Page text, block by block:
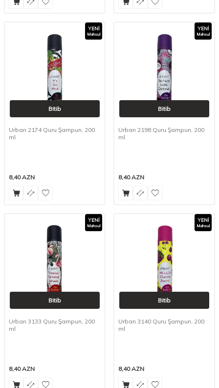
YENI
Məhsul
Bitib
Urban 2174 Quru Şampun, 200
ml
8,40AZN
YENI
Məhsul
Bitib
Urban 2198 Quru Şampun, 200
ml
8,40AZN
YENI
Məhsul
Bitib
Urban 3133 Quru Şampun, 200
ml
8,40AZN
YENI
Məhsul
Bitib
Urban 3140 Quru Şampun, 200
ml
8,40AZN